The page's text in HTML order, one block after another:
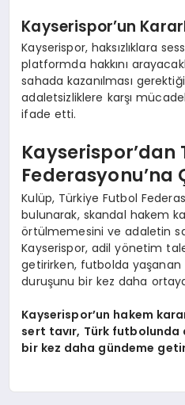
Kayserispor’un
Kayserispor, haksızlıklara
platformda hakkını
sahada kazanılması
adaletsizliklere karşı
ifade etti.
Kayserispor’dan
Federasyonu’na
Kulüp, Türkiye Futbol
bulunarak, skandal hakem
örtülmemesini ve adaletin
Kayserispor, adil yönetim
getirirken, futbolda yaşanan
duruşunu bir kez daha
Kayserispor’un hakem
sert tavır, Türk
bir kez daha gündeme